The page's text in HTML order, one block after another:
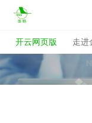
开云网页版
开云网页版 走进